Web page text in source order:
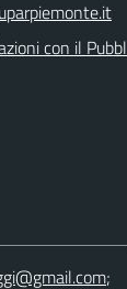
con il Pubbl
;